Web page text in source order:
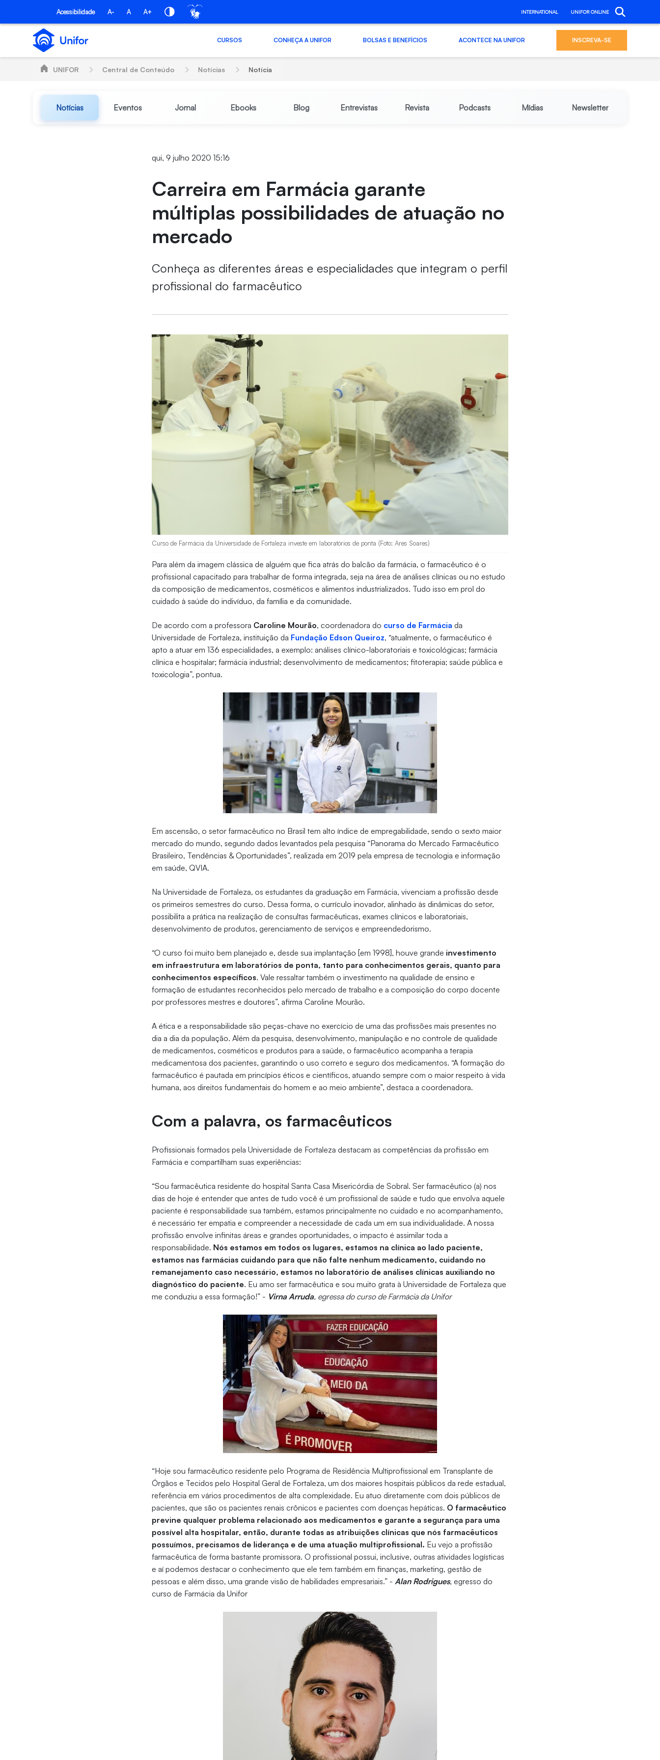
Pular para o Conteúdo principal
Acessibilidade A- A A+ INTERNATIONAL UNIFOR ONLINE
CURSOS CONHEÇA A UNIFOR BOLSAS E BENEFÍCIOS ACONTECE NA UNIFOR INSCREVA-SE
UNIFOR Central de Conteúdo Notícias Notícia
Notícias Eventos Jornal Ebooks Blog Entrevistas Revista Podcasts Mídias Newsletter
qui, 9 julho 2020 15:16
Carreira em Farmácia garante
múltiplas possibilidades de atuação no
mercado
Conheça as diferentes áreas e especialidades que integram o perfil
profissional do farmacêutico
Curso de Farmácia da Universidade de Fortaleza investe em laboratórios de ponta (Foto: Ares Soares)
Para além da imagem clássica de alguém que fica atrás do balcão da farmácia, o farmacêutico é o
profissional capacitado para trabalhar de forma integrada, seja na área de análises clínicas ou no estudo
da composição de medicamentos, cosméticos e alimentos industrializados. Tudo isso em prol do
cuidado à saúde do indivíduo, da família e da comunidade.
De acordo com a professora Caroline Mourão, coordenadora do curso de Farmácia da
Universidade de Fortaleza, instituição da Fundação Edson Queiroz, “atualmente, o farmacêutico é
apto a atuar em 136 especialidades, a exemplo: análises clínico-laboratoriais e toxicológicas; farmácia
clínica e hospitalar; farmácia industrial; desenvolvimento de medicamentos; fitoterapia; saúde pública e
toxicologia”, pontua.
Em ascensão, o setor farmacêutico no Brasil tem alto índice de empregabilidade, sendo o sexto maior
mercado do mundo, segundo dados levantados pela pesquisa “Panorama do Mercado Farmacêutico
Brasileiro, Tendências & Oportunidades”, realizada em 2019 pela empresa de tecnologia e informação
em saúde, QVIA.
Na Universidade de Fortaleza, os estudantes da graduação em Farmácia, vivenciam a profissão desde
os primeiros semestres do curso. Dessa forma, o currículo inovador, alinhado às dinâmicas do setor,
possibilita a prática na realização de consultas farmacêuticas, exames clínicos e laboratoriais,
desenvolvimento de produtos, gerenciamento de serviços e empreendedorismo.
“O curso foi muito bem planejado e, desde sua implantação [em 1998], houve grande investimento
em infraestrutura em laboratórios de ponta, tanto para conhecimentos gerais, quanto para
conhecimentos específicos. Vale ressaltar também o investimento na qualidade de ensino e
formação de estudantes reconhecidos pelo mercado de trabalho e a composição do corpo docente
por professores mestres e doutores”, afirma Caroline Mourão.
A ética e a responsabilidade são peças-chave no exercício de uma das profissões mais presentes no
dia a dia da população. Além da pesquisa, desenvolvimento, manipulação e no controle de qualidade
de medicamentos, cosméticos e produtos para a saúde, o farmacêutico acompanha a terapia
medicamentosa dos pacientes, garantindo o uso correto e seguro dos medicamentos. “A formação do
farmacêutico é pautada em princípios éticos e científicos, atuando sempre com o maior respeito à vida
humana, aos direitos fundamentais do homem e ao meio ambiente”, destaca a coordenadora.
Com a palavra, os farmacêuticos
Profissionais formados pela Universidade de Fortaleza destacam as competências da profissão em
Farmácia e compartilham suas experiências:
“Sou farmacêutica residente do hospital Santa Casa Misericórdia de Sobral. Ser farmacêutico (a) nos
dias de hoje é entender que antes de tudo você é um profissional de saúde e tudo que envolva aquele
paciente é responsabilidade sua também, estamos principalmente no cuidado e no acompanhamento,
é necessário ter empatia e compreender a necessidade de cada um em sua individualidade. A nossa
profissão envolve infinitas áreas e grandes oportunidades, o impacto é assimilar toda a
responsabilidade. Nós estamos em todos os lugares, estamos na clínica ao lado paciente,
estamos nas farmácias cuidando para que não falte nenhum medicamento, cuidando no
remanejamento caso necessário, estamos no laboratório de análises clínicas auxiliando no
diagnóstico do paciente. Eu amo ser farmacêutica e sou muito grata à Universidade de Fortaleza que
me conduziu a essa formação!” - Virna Arruda, egressa do curso de Farmácia da Unifor
“Hoje sou farmacêutico residente pelo Programa de Residência Multiprofissional em Transplante de
Órgãos e Tecidos pelo Hospital Geral de Fortaleza, um dos maiores hospitais públicos da rede estadual,
referência em vários procedimentos de alta complexidade. Eu atuo diretamente com dois públicos de
pacientes, que são os pacientes renais crônicos e pacientes com doenças hepáticas. O farmacêutico
previne qualquer problema relacionado aos medicamentos e garante a segurança para uma
possível alta hospitalar, então, durante todas as atribuições clínicas que nós farmacêuticos
possuímos, precisamos de liderança e de uma atuação multiprofissional. Eu vejo a profissão
farmacêutica de forma bastante promissora. O profissional possui, inclusive, outras atividades logísticas
e aí podemos destacar o conhecimento que ele tem também em finanças, marketing, gestão de
pessoas e além disso, uma grande visão de habilidades empresariais.” - Alan Rodrigues, egresso do
curso de Farmácia da Unifor